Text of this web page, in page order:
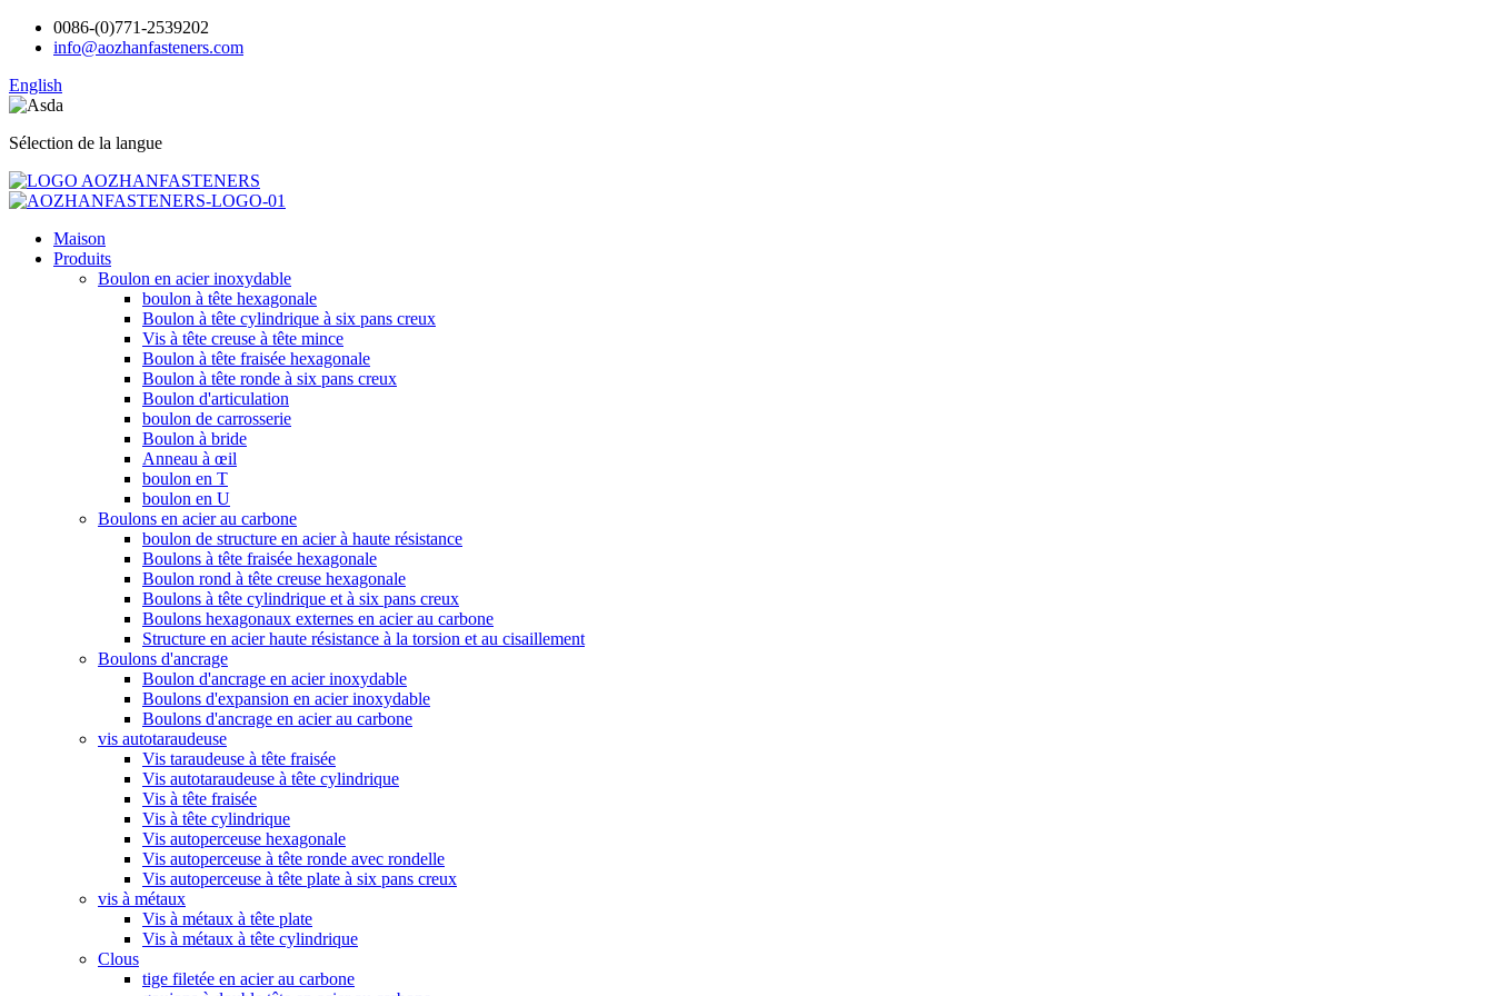
0086-(0)771-2539202
info@aozhanfasteners.com
English
Sélection de la langue
Maison
Produits
Boulon en acier inoxydable
boulon à tête hexagonale
Boulon à tête cylindrique à six pans creux
Vis à tête creuse à tête mince
Boulon à tête fraisée hexagonale
Boulon à tête ronde à six pans creux
Boulon d'articulation
boulon de carrosserie
Boulon à bride
Anneau à œil
boulon en T
boulon en U
Boulons en acier au carbone
boulon de structure en acier à haute résistance
Boulons à tête fraisée hexagonale
Boulon rond à tête creuse hexagonale
Boulons à tête cylindrique et à six pans creux
Boulons hexagonaux externes en acier au carbone
Structure en acier haute résistance à la torsion et au cisaillement
Boulons d'ancrage
Boulon d'ancrage en acier inoxydable
Boulons d'expansion en acier inoxydable
Boulons d'ancrage en acier au carbone
vis autotaraudeuse
Vis taraudeuse à tête fraisée
Vis autotaraudeuse à tête cylindrique
Vis à tête fraisée
Vis à tête cylindrique
Vis autoperceuse hexagonale
Vis autoperceuse à tête ronde avec rondelle
Vis autoperceuse à tête plate à six pans creux
vis à métaux
Vis à métaux à tête plate
Vis à métaux à tête cylindrique
Clous
tige filetée en acier au carbone